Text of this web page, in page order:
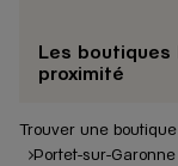
Les boutiques
proximité
Trouver une
Portet-sur-Garonne